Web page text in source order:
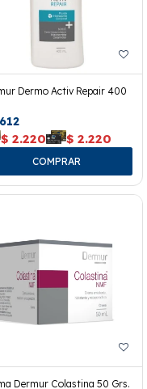
Dermo Activ Repair 400
$ 2.220 $ 2.220
Dermur Colastina 50 Grs.